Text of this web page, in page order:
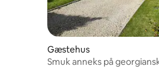
Gæstehus
Smuk anneks på